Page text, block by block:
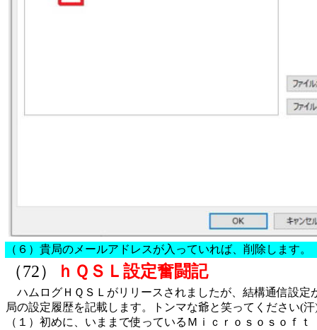
（６）貴局のメールアドレスが入っていれば、削除します。
（72） ｈＱＳＬ設定奮闘記
ハムログＨＱＳＬがリリースされましたが、結構通信設定
局の設定履歴を記載します。トンマな爺と笑ってください(
（１）初めに、いままで使っているＭｉｃｒｏｓｏｓｏｆ